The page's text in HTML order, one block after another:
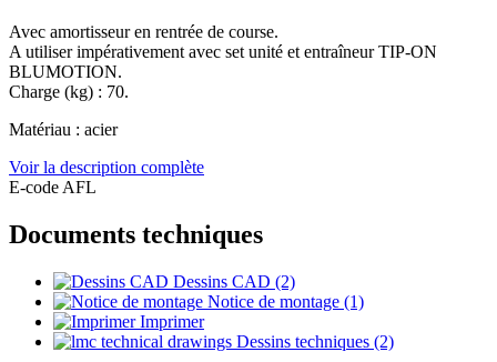
Avec amortisseur en rentrée de course.
A utiliser impérativement avec set unité et entraîneur TIP-ON
BLUMOTION.
Charge (kg) : 70.
Matériau : acier
Voir la description complète
E-code AFL
Documents techniques
Dessins CAD (2)
Notice de montage (1)
Imprimer
Dessins techniques (2)